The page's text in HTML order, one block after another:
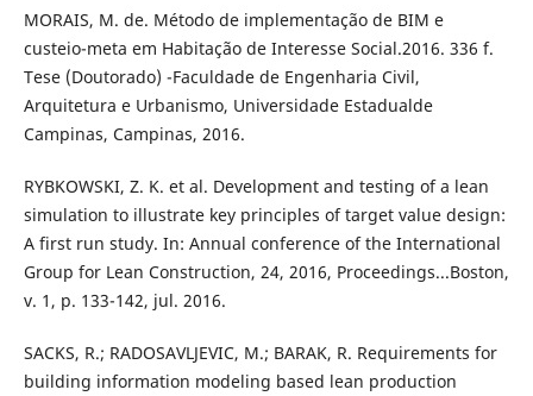
MORAIS, M. de. Método de implementação de BIM e
custeio-meta em Habitação de Interesse Social.2016. 336 f.
Tese (Doutorado) -Faculdade de Engenharia Civil,
Arquitetura e Urbanismo, Universidade Estadualde
Campinas, Campinas, 2016.
RYBKOWSKI, Z. K. et al. Development and testing of a lean
simulation to illustrate key principles of target value design:
A first run study. In: Annual conference of the International
Group for Lean Construction, 24, 2016, Proceedings...Boston,
v. 1, p. 133-142, jul. 2016.
SACKS, R.; RADOSAVLJEVIC, M.; BARAK, R. Requirements for
building information modeling based lean production